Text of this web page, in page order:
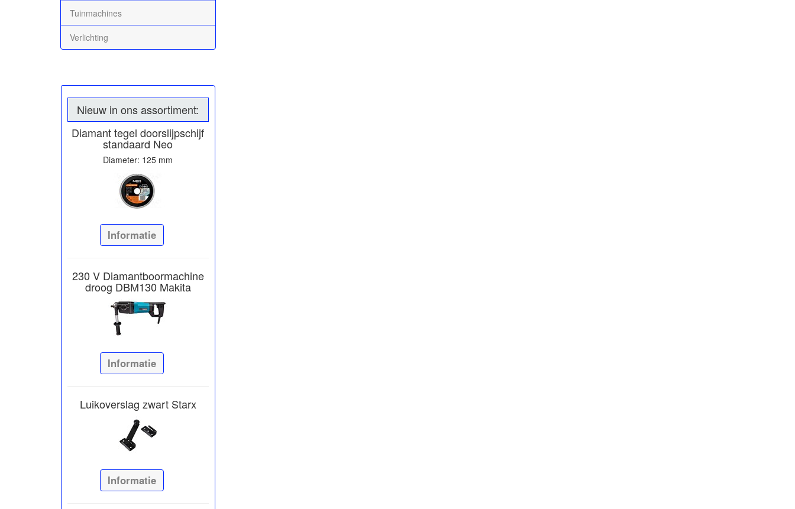
Tuinmachines
Verlichting
Nieuw in ons assortiment:
Diamant tegel doorslijpschijf
standaard Neo
Diameter: 125 mm
Informatie
230 V Diamantboormachine
droog DBM130 Makita
Informatie
Luikoverslag zwart Starx
Informatie